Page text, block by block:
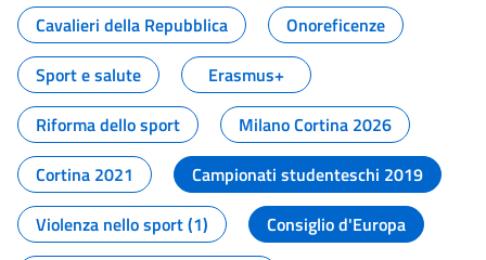
Cavalieri della Repubblica
Onoreficenze
Sport e salute
Erasmus+
Riforma dello sport
Milano Cortina 2026
Cortina 2021
Campionati studenteschi 2019
Violenza nello sport (1)
Consiglio d'Europa